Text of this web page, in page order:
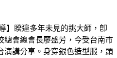
】睽違多年未見的挑大師，卽
總會總會長廖盛芳，今受台南市
演講分享。身穿銀色造型服，頭